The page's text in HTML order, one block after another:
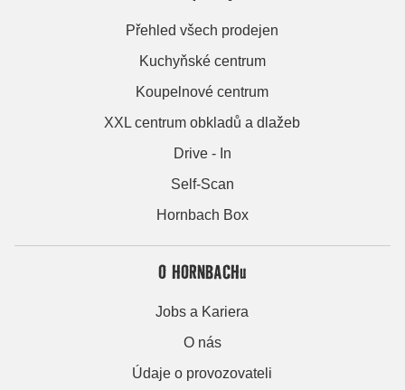
Přehled všech prodejen
Kuchyňské centrum
Koupelnové centrum
XXL centrum obkladů a dlažeb
Drive - In
Self-Scan
Hornbach Box
O HORNBACHu
Jobs a Kariera
O nás
Údaje o provozovateli